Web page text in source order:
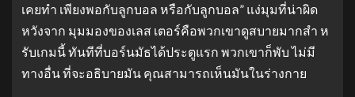
เคยทำ เพียงพอกับลูกบอล หรือกับลูกบอล” แง่มุมที่น่าผิด
หวังจาก มุมมองของเลส เตอร์คือพวกเขาดูสบายมากสำ ห
รับเกมนี้ ทันทีที่บอร์นมัธได้ประตูแรก พวกเขาก็พับ ไม่มี
ทางอื่น ที่จะอธิบายมัน คุณสามารถเห็นมันในร่างกาย